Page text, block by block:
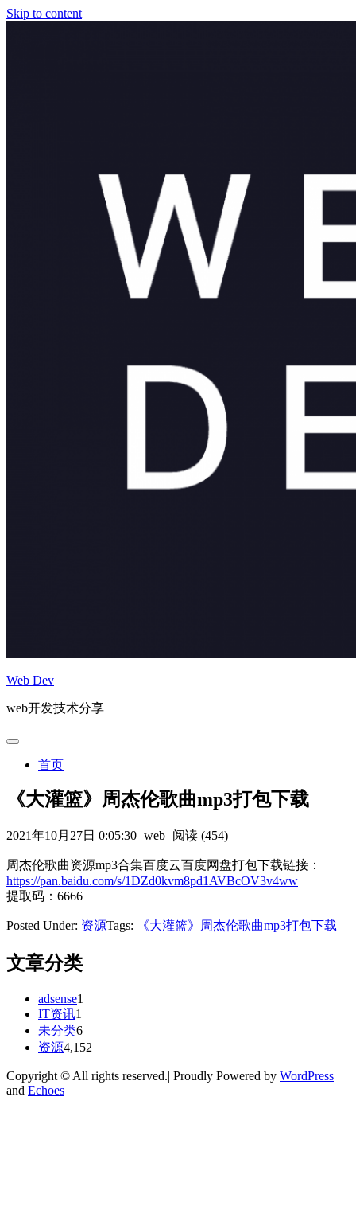
Skip to content
Web Dev
web开发技术分享
首页
《大灌篮》周杰伦歌曲mp3打包下载
2021年10月27日 0:05:30 web 阅读 (454)
周杰伦歌曲资源mp3合集百度云百度网盘打包下载链接：
https://pan.baidu.com/s/1DZd0kvm8pd1AVBcOV3v4ww
提取码：6666
Posted Under: 资源Tags: 《大灌篮》周杰伦歌曲mp3打包下载
文章分类
adsense1
IT资讯1
未分类6
资源4,152
Copyright © All rights reserved.| Proudly Powered by WordPress
and Echoes